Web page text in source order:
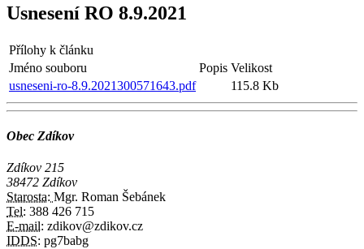
Usnesení RO 8.9.2021
Přílohy k článku
Jméno souboru
Popis Velikost
usneseni-ro-8.9.2021300571643.pdf
115.8 Kb
Obec Zdíkov
Zdíkov 215
38472 Zdíkov
Starosta: Mgr. Roman Šebánek
Tel: 388 426 715
E-mail: zdikov@zdikov.cz
IDDS: pg7babg